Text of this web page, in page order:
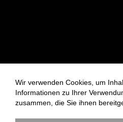
Wir verwenden Cookies, um
Informationen zu Ihrer
zusammen, die Sie ihnen